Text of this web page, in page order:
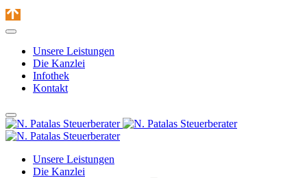
Unsere Leistungen
Die Kanzlei
Infothek
Kontakt
Unsere Leistungen
Die Kanzlei